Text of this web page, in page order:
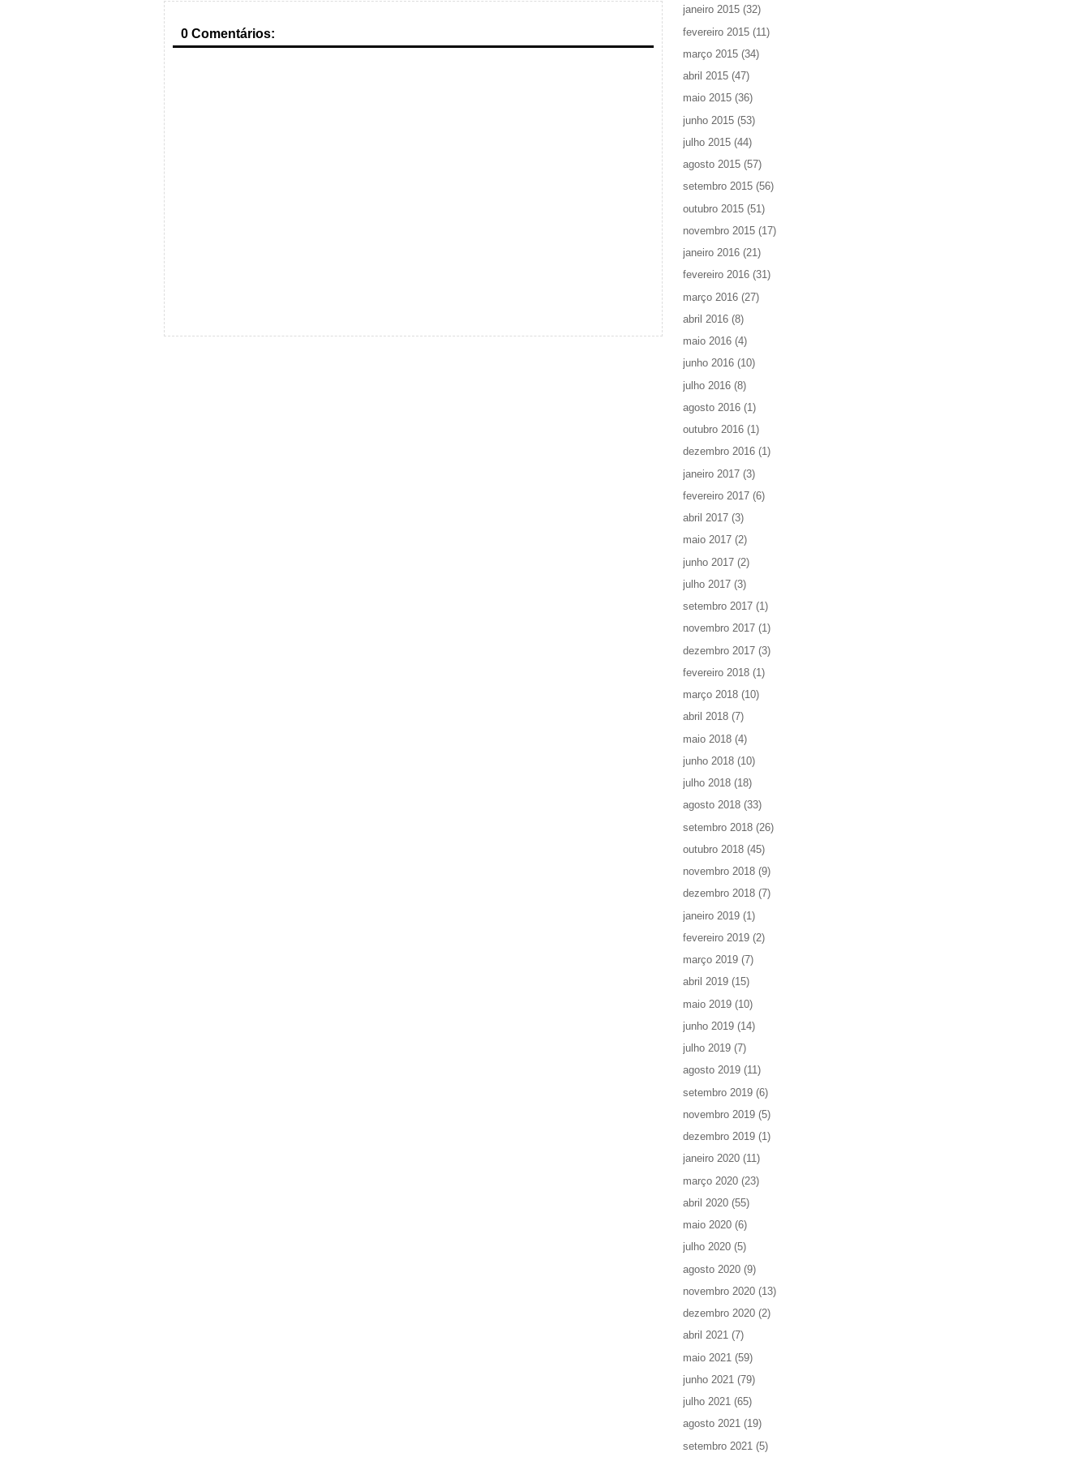
0 Comentários:
janeiro 2015 (32)
fevereiro 2015 (11)
março 2015 (34)
abril 2015 (47)
maio 2015 (36)
junho 2015 (53)
julho 2015 (44)
agosto 2015 (57)
setembro 2015 (56)
outubro 2015 (51)
novembro 2015 (17)
janeiro 2016 (21)
fevereiro 2016 (31)
março 2016 (27)
abril 2016 (8)
maio 2016 (4)
junho 2016 (10)
julho 2016 (8)
agosto 2016 (1)
outubro 2016 (1)
dezembro 2016 (1)
janeiro 2017 (3)
fevereiro 2017 (6)
abril 2017 (3)
maio 2017 (2)
junho 2017 (2)
julho 2017 (3)
setembro 2017 (1)
novembro 2017 (1)
dezembro 2017 (3)
fevereiro 2018 (1)
março 2018 (10)
abril 2018 (7)
maio 2018 (4)
junho 2018 (10)
julho 2018 (18)
agosto 2018 (33)
setembro 2018 (26)
outubro 2018 (45)
novembro 2018 (9)
dezembro 2018 (7)
janeiro 2019 (1)
fevereiro 2019 (2)
março 2019 (7)
abril 2019 (15)
maio 2019 (10)
junho 2019 (14)
julho 2019 (7)
agosto 2019 (11)
setembro 2019 (6)
novembro 2019 (5)
dezembro 2019 (1)
janeiro 2020 (11)
março 2020 (23)
abril 2020 (55)
maio 2020 (6)
julho 2020 (5)
agosto 2020 (9)
novembro 2020 (13)
dezembro 2020 (2)
abril 2021 (7)
maio 2021 (59)
junho 2021 (79)
julho 2021 (65)
agosto 2021 (19)
setembro 2021 (5)